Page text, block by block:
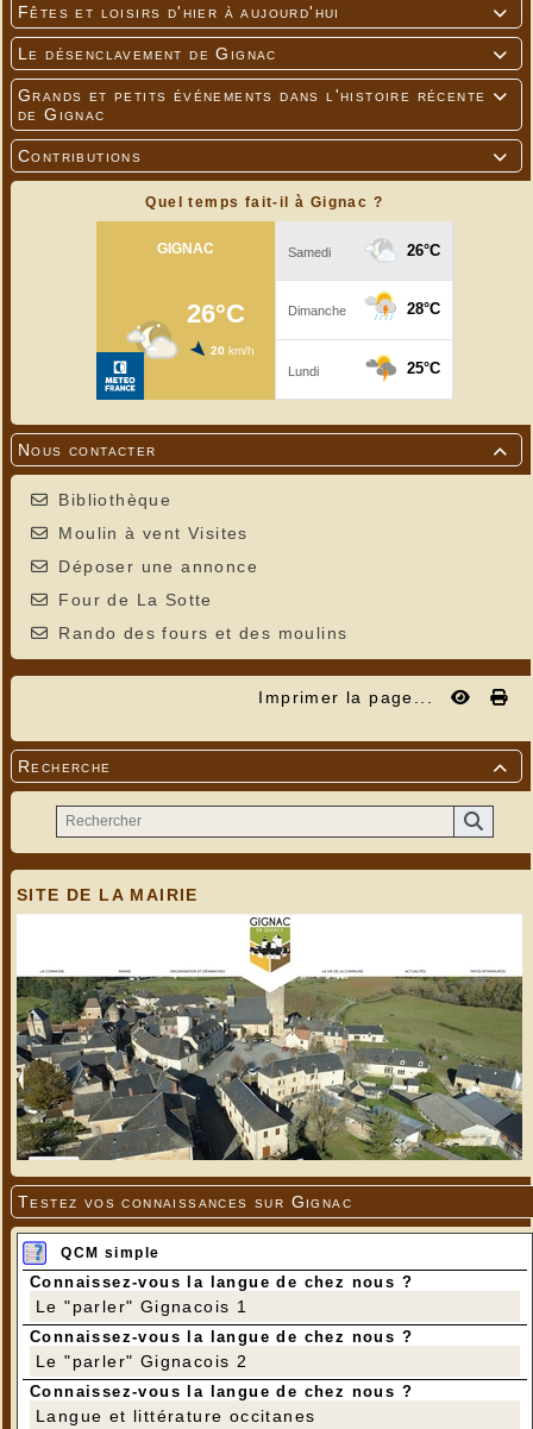

Fêtes et loisirs d'hier à aujourd'hui

Le désenclavement de Gignac

Grands et petits événements dans l'histoire récente
de Gignac

Contributions
Quel temps fait-il à Gignac ?

Nous contacter
Bibliothèque
Moulin à vent Visites
Déposer une annonce
Four de La Sotte
Rando des fours et des moulins
Imprimer la page...

Recherche
SITE DE LA MAIRIE
Testez vos connaissances sur Gignac
QCM simple
Connaissez-vous la langue de chez nous ?
Le "parler" Gignacois 1
Connaissez-vous la langue de chez nous ?
Le "parler" Gignacois 2
Connaissez-vous la langue de chez nous ?
Langue et littérature occitanes